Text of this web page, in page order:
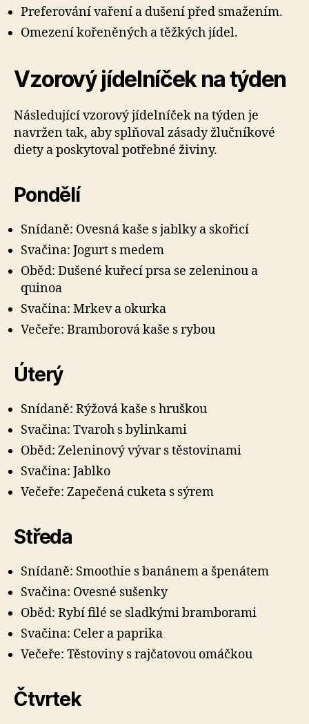
Preferování vaření a dušení před smažením.
Omezení kořeněných a těžkých jídel.
Vzorový jídelníček na týden
Následující vzorový jídelníček na týden je
navržen tak, aby splňoval zásady žlučníkové
diety a poskytoval potřebné živiny.
Pondělí
Snídaně: Ovesná kaše s jablky a skořicí
Svačina: Jogurt s medem
Oběd: Dušené kuřecí prsa se zeleninou a
quinoa
Svačina: Mrkev a okurka
Večeře: Bramborová kaše s rybou
Úterý
Snídaně: Rýžová kaše s hruškou
Svačina: Tvaroh s bylinkami
Oběd: Zeleninový vývar s těstovinami
Svačina: Jablko
Večeře: Zapečená cuketa s sýrem
Středa
Snídaně: Smoothie s banánem a špenátem
Svačina: Ovesné sušenky
Oběd: Rybí filé se sladkými bramborami
Svačina: Celer a paprika
Večeře: Těstoviny s rajčatovou omáčkou
Čtvrtek